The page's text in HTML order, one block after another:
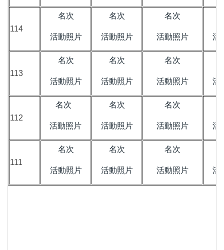
114
名次
活動照片
名次
活動照片
名次
活動照片 活
113
名次
活動照片
名次
活動照片
名次
活動照片 活
112
名次
活動照片
名次
活動照片
名次
活動照片 活
111
名次
活動照片
名次
活動照片
名次
活動照片 活